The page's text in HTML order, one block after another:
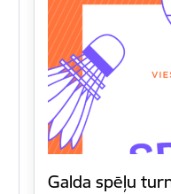
Galda spēļu